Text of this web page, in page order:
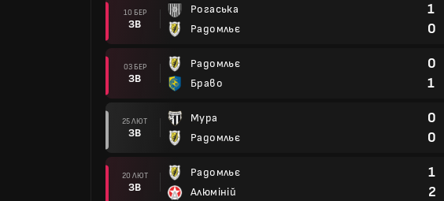
10 БЕР
ЗВ
Рогаська
Радомльє
1
0
03 БЕР
ЗВ
Радомльє
Браво
0
1
25 ЛЮТ
ЗВ
Мура
Радомльє
0
0
20 ЛЮТ
ЗВ
Радомльє
Алюміній
1
2